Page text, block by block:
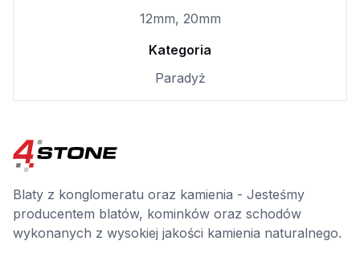
12mm, 20mm
Kategoria
Paradyż
Blaty z konglomeratu oraz kamienia - Jesteśmy
producentem blatów, kominków oraz schodów
wykonanych z wysokiej jakości kamienia naturalnego.